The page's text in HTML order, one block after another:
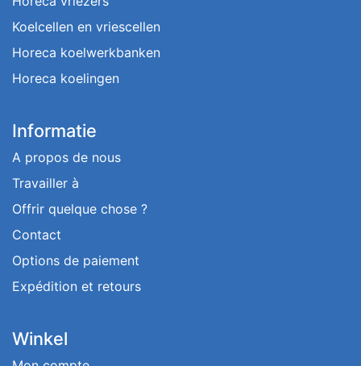
Koelcellen en vriescellen
Horeca koelwerkbanken
Horeca koelingen
Informatie
A propos de nous
Travailler à
Offrir quelque chose ?
Contact
Options de paiement
Expédition et retours
Winkel